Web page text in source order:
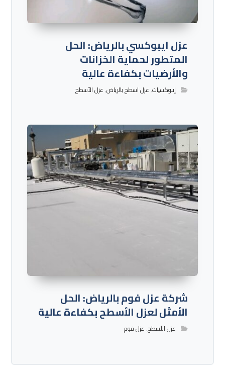
عزل ايبوكسي بالرياض: الحل
المتطور لحماية الخزانات
والأرضيات بكفاءة عالية
إيبوكسيات,عزل اسطح بالرياض,عزل الأسطح
شركة عزل فوم بالرياض: الحل
الأمثل لعزل الأسطح بكفاءة عالية
عزل الأسطح,عزل فوم